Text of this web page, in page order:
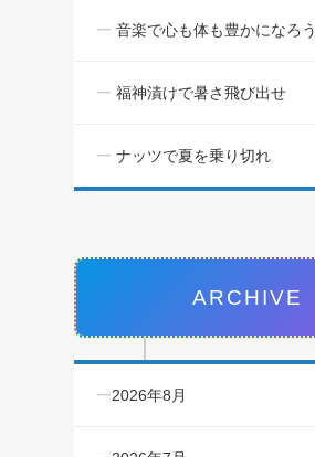
音楽で心も体も豊かになろう
福神漬けで暑さ飛び出せ
ナッツで夏を乗り切れ
ARCHIVE
2026年8月